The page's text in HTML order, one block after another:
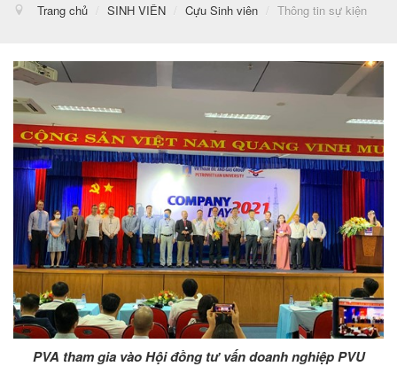
Trang chủ / SINH VIÊN / Cựu Sinh viên / Thông tin sự kiện
PVA tham gia vào Hội đồng tư vấn doanh nghiệp PVU